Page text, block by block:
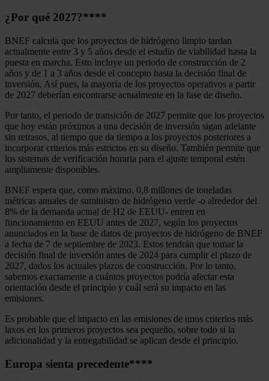
¿Por qué 2027?****
BNEF calcula que los proyectos de hidrógeno limpio tardan
actualmente entre 3 y 5 años desde el estudio de viabilidad hasta la
puesta en marcha. Esto incluye un periodo de construcción de 2
años y de 1 a 3 años desde el concepto hasta la decisión final de
inversión. Así pues, la mayoría de los proyectos operativos a partir
de 2027 deberían encontrarse actualmente en la fase de diseño.
Por tanto, el periodo de transición de 2027 permite que los proyectos
que hoy están próximos a una decisión de inversión sigan adelante
sin retrasos, al tiempo que da tiempo a los proyectos posteriores a
incorporar criterios más estrictos en su diseño. También permite que
los sistemas de verificación horaria para el ajuste temporal estén
ampliamente disponibles.
BNEF espera que, como máximo, 0,8 millones de toneladas
métricas anuales de suministro de hidrógeno verde -o alrededor del
8% de la demanda actual de H2 de EEUU- entren en
funcionamiento en EEUU antes de 2027, según los proyectos
anunciados en la base de datos de proyectos de hidrógeno de BNEF
a fecha de 7 de septiembre de 2023. Estos tendrán que tomar la
decisión final de inversión antes de 2024 para cumplir el plazo de
2027, dados los actuales plazos de construcción. Por lo tanto,
sabemos exactamente a cuántos proyectos podría afectar esta
orientación desde el principio y cuál será su impacto en las
emisiones.
Es probable que el impacto en las emisiones de unos criterios más
laxos en los primeros proyectos sea pequeño, sobre todo si la
adicionalidad y la entregabilidad se aplican desde el principio.
Europa sienta precedente****